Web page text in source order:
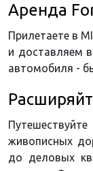
Аренда
Прилетаете в
и доставляем
автомобиля -
живописных
до деловых